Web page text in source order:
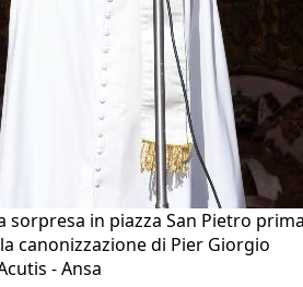
sorpresa in piazza San Pietro
canonizzazione di Pier Giorgio
- Ansa